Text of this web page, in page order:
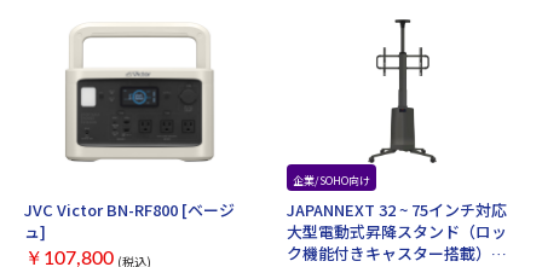
ありません。準拠製品です。 方向性
（HDMI）：あり コネクタ（HDMI）：
マイクロHDMI（タイプD） 変換アダプ
タ/マイクロHDMI（タイプD）→タイプA
重量：約480g HDR：対応 ARC：対応
HEC：対応 HDCP2.2：対応 3Dvideo：対
応 付属品：給電用USBケーブル×1、コネ
クタ保護キャップ×1、、変換コネクタ
・4K60Hzに対応したHDMIケーブルです。
・光ファイバの採用により長距離でも安定
した映像・音声の伝送が可能です。 ・ケー
ブルは外径4.5mmと細くて軽く取り回し
ありません。準拠製品です。 方向性
（HDMI）：あり コネクタ（HDMI）：
マイクロHDMI（タイプD） 変換アダプ
重量：約270g HDR：対応 ARC：対応
HEC：対応 HDCP2.2：対応 3Dvideo：対
応 付属品：給電用USBケーブル×1、コネ
クタ保護キャップ×1、、変換コネクタ
×2、ドライバー×1、ケーブルタイ×3、
・4K60Hzに対応したHDMIケーブルです。
・光ファイバの採用により長距離でも安定
した映像・音声の伝送が可能です。 ・ケー
ブルは外径4.5mmと細くて軽く取り回し
JVC Victor BN-RF800 [ベージ
ュ]
￥107,800 (税込)
企業/SOHO向け
JAPANNEXT 32 ~ 75インチ対応
大型電動式昇降スタンド（ロッ
ク機能付きキャスター搭載）